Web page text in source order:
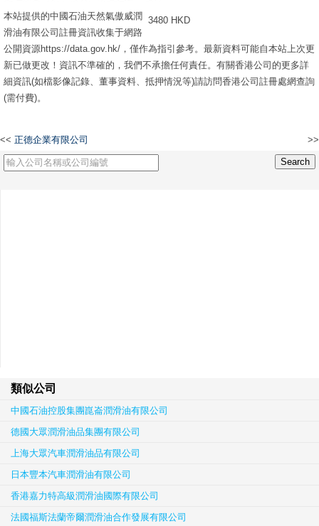
3480 HKD
本站提供的中國石油天然氣傲威潤
滑油有限公司註冊資訊收集于網路
公開資源https://data.gov.hk/，僅作為指引參考。最新資料可能自本站上次更
新已做更改！資訊不準確的，我們不承擔任何責任。有關香港公司的更多詳
細資訊(如檔影像記錄、董事資料、抵押情況等)請訪問香港公司註冊處網查詢
(需付費)。
<< 正德企業有限公司 >>
類似公司
中國石油控股集團崑崙潤滑油有限公司
德國大眾潤滑油品集團有限公司
上海大眾汽車潤滑油品有限公司
日本豐本汽車潤滑油有限公司
香港嘉力特高級潤滑油國際有限公司
法國福斯法蘭帝爾潤滑油合作發展有限公司